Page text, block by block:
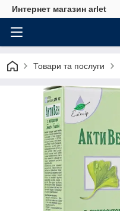
Интернет магазин arlet
Товари та послуги